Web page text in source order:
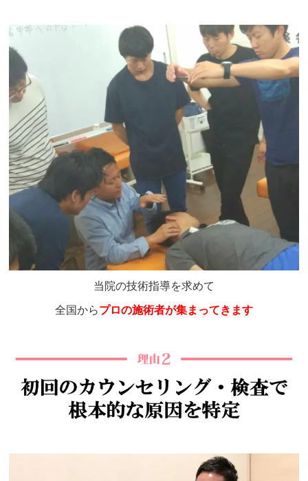
当院の技術指導を求めて
全国からプロの施術者が集まってきます